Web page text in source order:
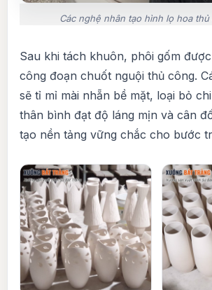
Các nghệ nhân tạo hình lọ hoa
Sau khi tách khuôn, phôi gốm
công đoạn chuốt nguội thủ công.
sẽ tỉ mỉ mài nhẵn bề mặt, loại bỏ
thân bình đạt độ láng mịn và cân
tạo nền tảng vững chắc cho bước